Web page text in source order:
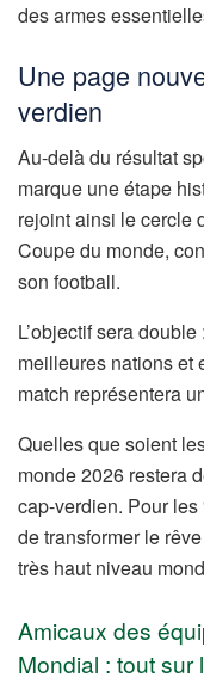
des armes
Une page
verdien
Au-delà du résultat
marque une étape
rejoint ainsi le cercle
Coupe du monde,
son football.
L’objectif sera
meilleures nations et
match représentera
Quelles que soient
monde 2026 restera
cap-verdien. Pour les
de transformer le
très haut niveau
Amicaux des
Mondial : tout sur